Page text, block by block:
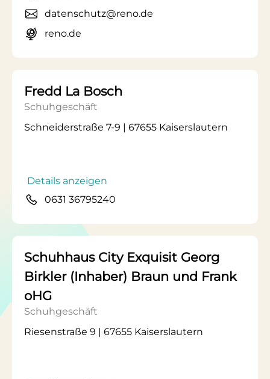
datenschutz@reno.de
reno.de
Fredd La Bosch
Schuhgeschäft
Schneiderstraße 7-9 | 67655 Kaiserslautern
Details anzeigen
0631 36795240
Schuhhaus City Exquisit Georg
Birkler (Inhaber) Braun und Frank
oHG
Schuhgeschäft
Riesenstraße 9 | 67655 Kaiserslautern